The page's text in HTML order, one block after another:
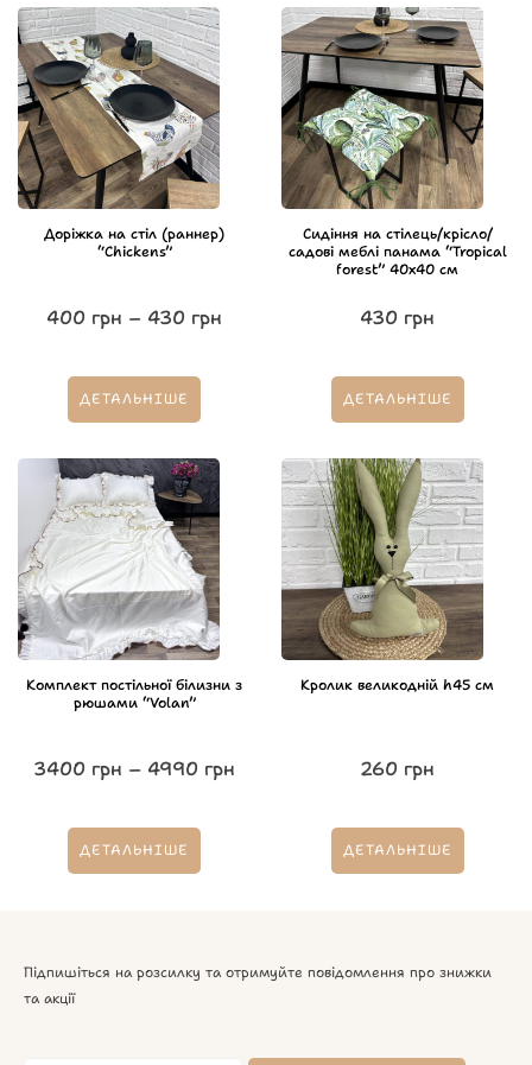
Доріжка на стіл (раннер)
“Chickens”
400 грн – 430 грн
ДЕТАЛЬНІШЕ
Сидіння на стілець/крісло/
садові меблі панама “Tropical
forest” 40х40 см
430 грн
ДЕТАЛЬНІШЕ
Комплект постільної білизни з
рюшами “Volan”
3400 грн – 4990 грн
ДЕТАЛЬНІШЕ
Кролик великодній h45 см
260 грн
ДЕТАЛЬНІШЕ
Підпишіться на розсилку та отримуйте повідомлення про знижки
та акції